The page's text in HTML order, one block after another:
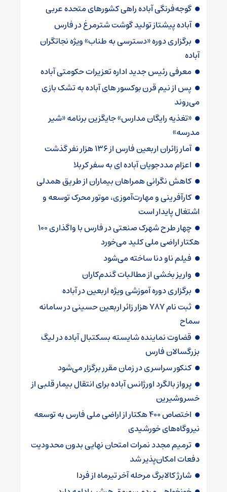
گوجه‌فرنگی آباده راهی کشورهای متحده عربی
آباده پیشتاز تولید گوشت شترمرغ در فارس
برگزاری دوره «دسترسی به طناب» ویژه نجاتگران
آباده
معرفی رئیس جدید اداره تعزیرات حکومتی آباده
پس از نیم قرن بوکسور های آباده به تشک بازی
می‌روند
«تغذیه رایگان مدارس» جایگزین برنامه «شیر
مدرسه»
آمار زائران اربعین فارس از ۱۳۶ هزار نفر گذشت
اعزام مددجویان آباده ای به سفر کربلا
کاهش نگرانی همراهان بیماران از طریق همدلی
کارآفرینی و مهارت‌آموزی، موتور محرک توسعه و
اشتغال پایدار است
چهار طرح شهرک صنعتی در فارس با واگذاری ۱۰۰
هکتار اراضی ملی کلید می‌خورد
فیلم ناو دنا ساخته‌ می‌شود
واریز بخشی از مطالبات گندم‌کاران
برگزاری دوره آموزشی ویژه اربعین در آباده
ثبت نام ۷۸۷ هزار زائر اربعین حسینی در سامانه
سماح
قضاوت نماینده شایسته بسکتبال آباده در لیگ
بزرگسالان فارس
کنکور سراسری در زمان مقرر برگزار می‌شود
پرواز بالگرد اورژانس آباده برای انتقال بیمار قلبی از
خسروشیرین
اختصاص ۴۰۰ هکتار از اراضی ملی فارس به توسعه
نیروگاه‌های خورشیدی
ترمیم مجدد نمرات امتحان نهایی بدون محدودیت
دفعات امکان‌پذیر شد
شارژ کالابرگ‌ مرحله آخر تیرماه از فردا